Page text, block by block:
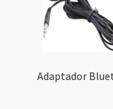
Adaptador